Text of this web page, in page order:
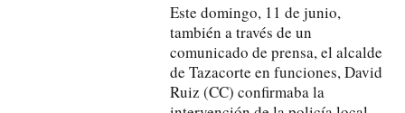
Este domingo, 11 de junio,
también a través de un
comunicado de prensa, el alcalde
de Tazacorte en funciones, David
Ruiz (CC) confirmaba la